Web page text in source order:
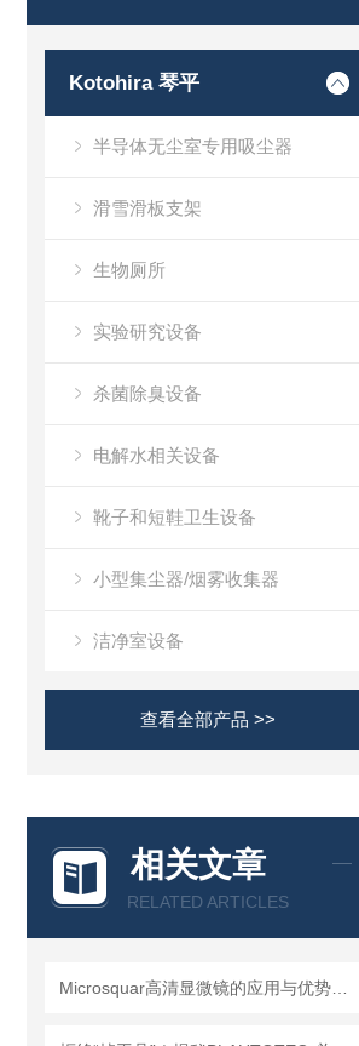
Kotohira 琴平
半导体无尘室专用吸尘器
滑雪滑板支架
生物厕所
实验研究设备
杀菌除臭设备
电解水相关设备
靴子和短鞋卫生设备
小型集尘器/烟雾收集器
洁净室设备
查看全部产品 >>
相关文章
RELATED ARTICLES